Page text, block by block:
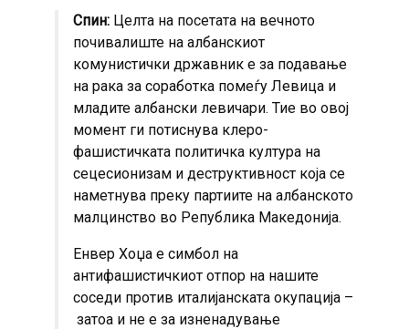
Спин: Целта на посетата на вечното
почивалиште на албанскиот
комунистички државник е за подавање
на рака за соработка помеѓу Левица и
младите албански левичари. Тие во овој
момент ги потиснува клеро-
фашистичката политичка култура на
сецесионизам и деструктивност која се
наметнува преку партиите на албанското
малцинство во Република Македонија.
Енвер Хоџа е симбол на
антифашистичкиот отпор на нашите
соседи против италијанската окупација –
затоа и не е за изненадување